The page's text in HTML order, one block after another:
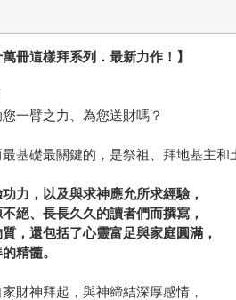
冊這樣拜系列．最新力作！】
一臂之力、為您送財嗎？
基礎最關鍵的，是祭祖、拜地基主和
力，以及與求神應允所求經驗，
絕、長長久久的讀者們而撰寫，
，還包括了心靈富足與家庭圓滿，
精髓。
財神拜起，與神締結深厚感情，